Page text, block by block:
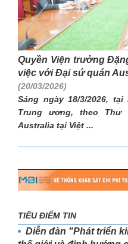
Quyền Viện trưởng
việc với Đại sứ quán
(20/03/2026)
Sáng ngày 18/3/2026,
Trung ương, theo
Australia tại Việt ...
TIÊU ĐIỂM TIN
Diễn đàn "Phát triển